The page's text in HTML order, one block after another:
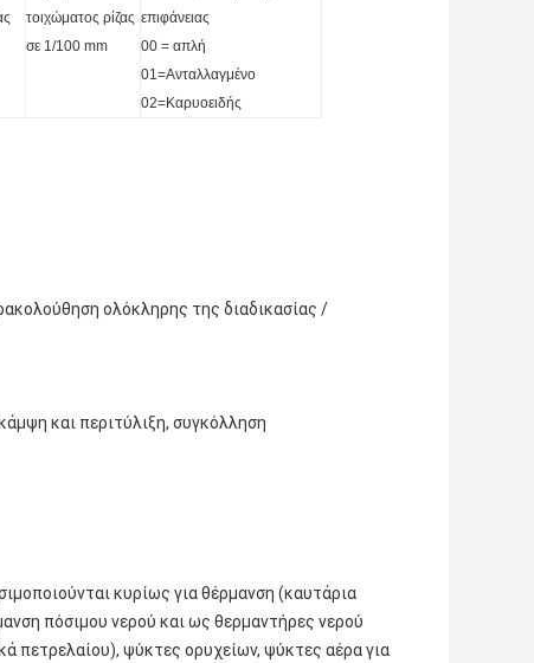
τοιχώματος ρίζας
σε 1/100 mm
επιφάνειας
00 = απλή
01=Ανταλλαγμένο
02=Καρυοειδής
ολόκληρης της διαδικασίας /
και περιτύλιξη, συγκόλληση
κυρίως για θέρμανση (καυτάρια
πόσιμου νερού και ως θερμαντήρες νερού
πετρελαίου), ψύκτες ορυχείων, ψύκτες αέρα για